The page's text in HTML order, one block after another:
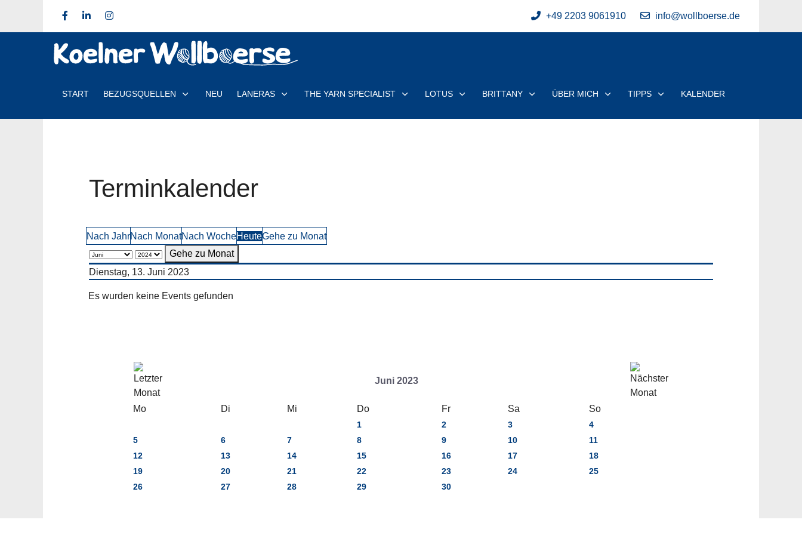
+49 2203 9061910 info@wollboerse.de
START BEZUGSQUELLEN NEU LANERAS THE YARN SPECIALIST LOTUS BRITTANY ÜBER MICH TIPPS KALENDER
Terminkalender
Nach JahrNach MonatNach WocheHeuteGehe zu Monat
Gehe zu Monat
Dienstag, 13. Juni 2023
Es wurden keine Events gefunden
Juni 2023
Mo Di Mi Do Fr Sa So
1 2 3
4
5
6 7 8 9 10
11
12
13 14 15 16 17
18
19
20 21 22 23 24
25
26
27 28 29 30